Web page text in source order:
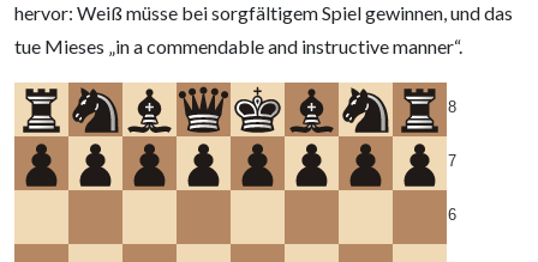
hervor: Weiß müsse bei sorgfältigem Spiel gewinnen, und das
tue Mieses „in a commendable and instructive manner“.
6
7
8